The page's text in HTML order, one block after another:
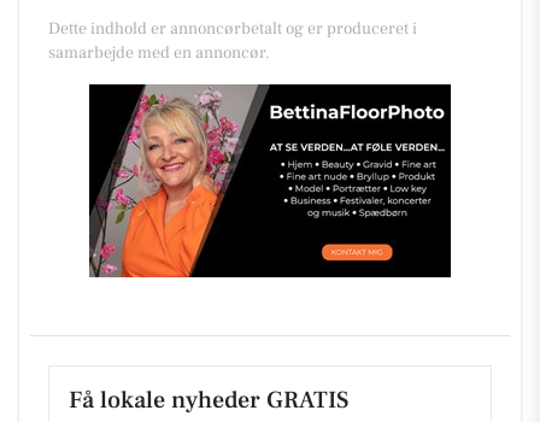
Dette indhold er annoncørbetalt og er produceret i
samarbejde med en annoncør.
Få lokale nyheder GRATIS